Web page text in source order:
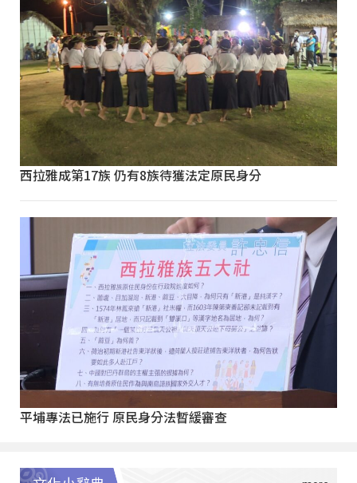
西拉雅成第17族 仍有8族待獲法定原民身分
平埔專法已施行 原民身分法暫緩審查